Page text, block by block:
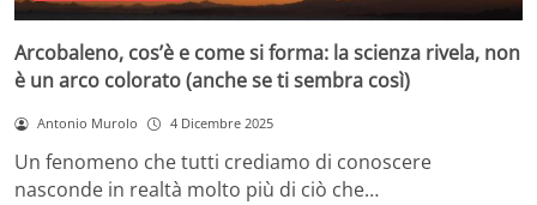
Arcobaleno, cos’è e come si forma: la scienza rivela, non
è un arco colorato (anche se ti sembra così)
Antonio Murolo 4 Dicembre 2025
Un fenomeno che tutti crediamo di conoscere
nasconde in realtà molto più di ciò che…